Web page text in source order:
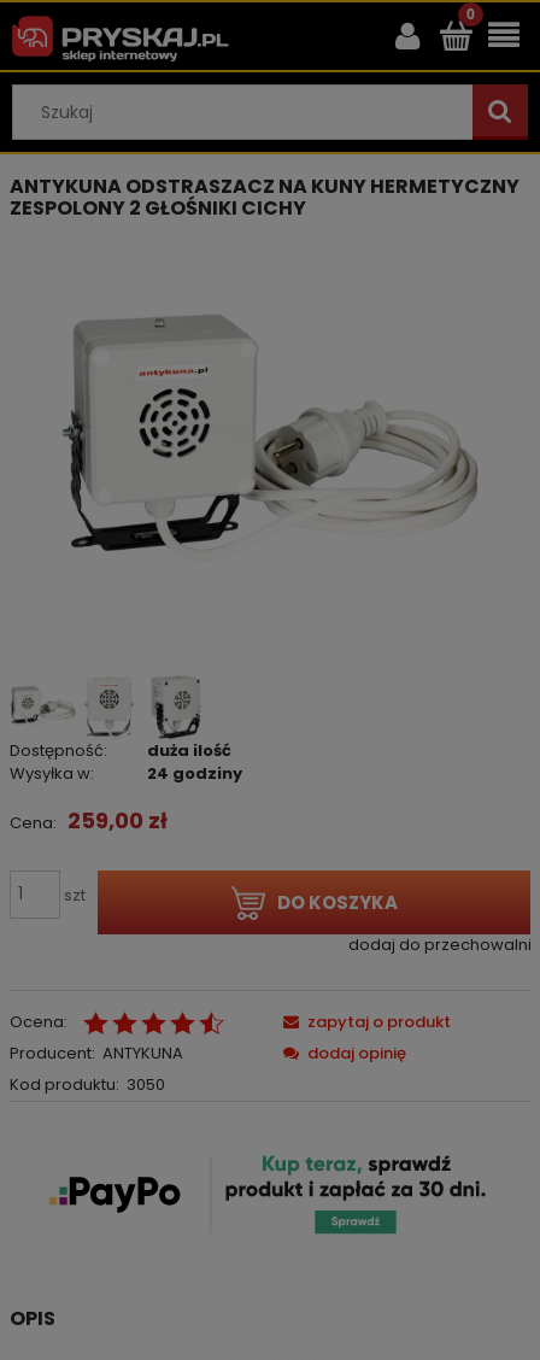
ANTYKUNA ODSTRASZACZ NA KUNY HERMETYCZNY
ZESPOLONY 2 GŁOŚNIKI CICHY
Dostępność:
duża ilość
Wysyłka w:
24 godziny
Cena: 259,00 zł
szt DO KOSZYKA
dodaj do przechowalni
Ocena:
Producent: ANTYKUNA
Kod produktu: 3050
zapytaj o produkt
dodaj opinię
OPIS